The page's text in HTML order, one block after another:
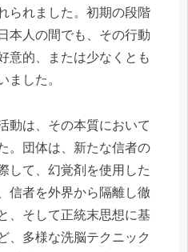
られました。初期の段階
本人の間でも、その行動
意的、または少なくとも
ました。
動は、その本質において
。団体は、新たな信者の
して、幻覚剤を使用した
信者を外界から隔離し徹
、そして正統末思想に基
、多様な洗脳テクニック